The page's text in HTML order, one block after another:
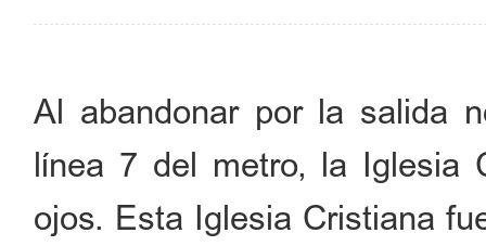
Al abandonar por la salida
línea 7 del metro, la Iglesia
ojos. Esta Iglesia Cristiana